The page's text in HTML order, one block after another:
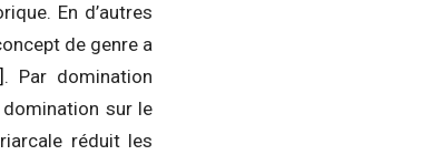
En d’autres
de genre a
. Par domination
sur le
réduit les